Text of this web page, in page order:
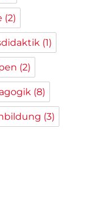
(2)
(1)
(2)
(8)
(3)